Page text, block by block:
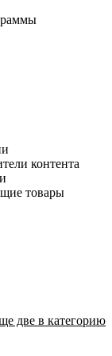
контента
товары
две в категорию